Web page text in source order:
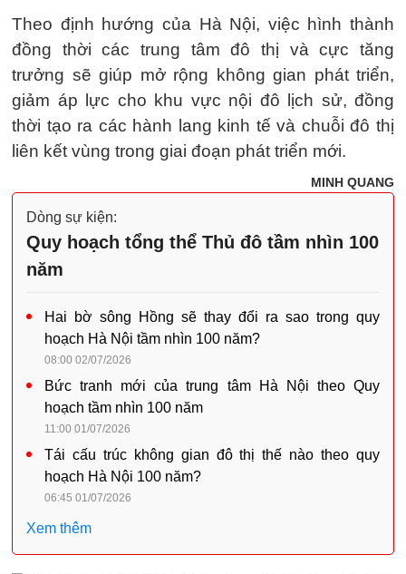
Theo định hướng của Hà Nội, việc hình thành
đồng thời các trung tâm đô thị và cực tăng
trưởng sẽ giúp mở rộng không gian phát triển,
giảm áp lực cho khu vực nội đô lịch sử, đồng
thời tạo ra các hành lang kinh tế và chuỗi đô thị
liên kết vùng trong giai đoạn phát triển mới.
MINH QUANG
Dòng sự kiện:
Quy hoạch tổng thể Thủ đô tầm nhìn 100
năm
Hai bờ sông Hồng sẽ thay đổi ra sao trong quy
hoạch Hà Nội tầm nhìn 100 năm?
08:00 02/07/2026
Bức tranh mới của trung tâm Hà Nội theo Quy
hoạch tầm nhìn 100 năm
11:00 01/07/2026
Tái cấu trúc không gian đô thị thế nào theo quy
hoạch Hà Nội 100 năm?
06:45 01/07/2026
Xem thêm